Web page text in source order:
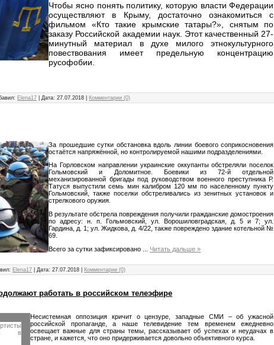
Чтобы ясно понять политику, которую власти Федерации
осуществляют в Крыму, достаточно ознакомиться с
фильмом «Кто такие крымские татары?», снятым по
заказу Российской академии наук. Этот качественный 27-
минутный материал в духе милого этнокультурного
повествования имеет предельную концентрацию
русофобии.
Elena17 |Дата: 27.07.2018 Комментарии (0)
За прошедшие сутки обстановка вдоль линии боевого соприкосновения
остаётся напряжённой, но контролируемой нашими подразделениями.
На Горловском направлении украинские оккупанты обстреляли поселок
Гольмовский и Доломитное. Боевики из 72-й отдельной
механизированной бригады под руководством военного преступника Р.
Татуся выпустили семь мин калибром 120 мм по населенному пункту
Гольмовский, также поселки обстреливались из зенитных установок и
стрелкового оружия.
В результате обстрела повреждения получили гражданские домостроения
по адресу: н. п. Гольмовский, ул. Ворошиловградская, д. 5 и 7; ул.
Гардина, д. 1; ул. Жидкова, д. 4/22, также повреждено здание котельной №
69.
Всего за сутки зафиксировано
Читать дальше »
Elena17 |Дата: 27.07.2018 Комментарии (0)
работать в российском телеэфире
Несистемная оппозиция кричит о цензуре, западные СМИ – об ужасной
российской пропаганде, а наше телевидение тем временем ежедневно
освещает важные для страны темы, рассказывает об успехах и неудачах в
стране, и кажется, что оно придерживается довольно объективного курса.